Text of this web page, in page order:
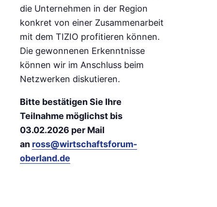
die Unternehmen in der Region
konkret von einer Zusammenarbeit
mit dem TIZIO profitieren können.
Die gewonnenen Erkenntnisse
können wir im Anschluss beim
Netzwerken diskutieren.
Bitte bestätigen Sie Ihre
Teilnahme möglichst bis
03.02.2026 per Mail
an ross@wirtschaftsforum-
oberland.de